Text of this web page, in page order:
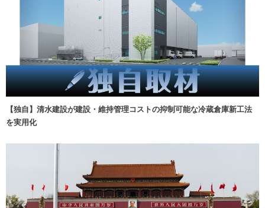
【独自】清水建設が建設・維持管理コストの抑制可能な冷蔵倉庫新工法
を実用化